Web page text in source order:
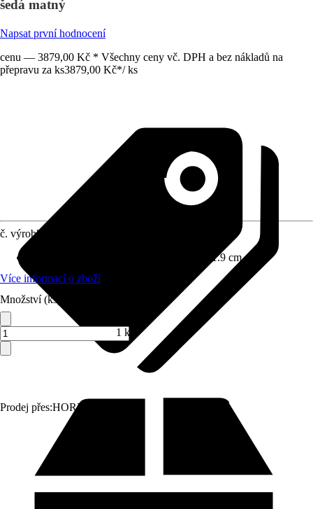
šedá matný
Napsat první hodnocení
cenu — 3879,00 Kč * Všechny ceny vč. DPH a bez nákladů na
přepravu za ks3879,00 Kč*/ ks
Prodej přes:HORNBACH
č. výrobku
59.6 cm x 70.0 cm x 1.9 cm
Více informací o zboží
Množství (ks)
1 ks